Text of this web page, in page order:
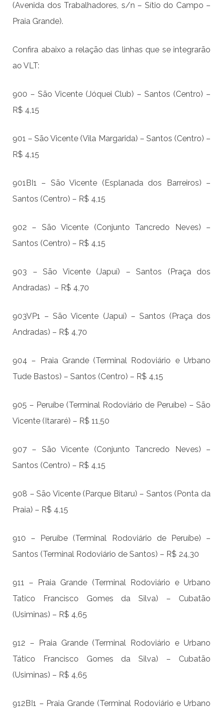
(Avenida dos Trabalhadores, s/n – Sítio do Campo –
Praia Grande).
Confira abaixo a relação das linhas que se integrarão
ao VLT:
900 – São Vicente (Jóquei Club) – Santos (Centro) –
R$ 4,15
901 – São Vicente (Vila Margarida) – Santos (Centro) –
R$ 4,15
901BI1 – São Vicente (Esplanada dos Barreiros) –
Santos (Centro) – R$ 4,15
902 – São Vicente (Conjunto Tancredo Neves) –
Santos (Centro) – R$ 4,15
903 – São Vicente (Japuí) – Santos (Praça dos
Andradas) – R$ 4,70
903VP1 – São Vicente (Japuí) – Santos (Praça dos
Andradas) – R$ 4,70
904 – Praia Grande (Terminal Rodoviário e Urbano
Tude Bastos) – Santos (Centro) – R$ 4,15
905 – Peruíbe (Terminal Rodoviário de Peruíbe) – São
Vicente (Itararé) – R$ 11,50
907 – São Vicente (Conjunto Tancredo Neves) –
Santos (Centro) – R$ 4,15
908 – São Vicente (Parque Bitaru) – Santos (Ponta da
Praia) – R$ 4,15
910 – Peruíbe (Terminal Rodoviário de Peruíbe) –
Santos (Terminal Rodoviário de Santos) – R$ 24,30
911 – Praia Grande (Terminal Rodoviário e Urbano
Tatico Francisco Gomes da Silva) – Cubatão
(Usiminas) – R$ 4,65
912 – Praia Grande (Terminal Rodoviário e Urbano
Tático Francisco Gomes da Silva) – Cubatão
(Usiminas) – R$ 4,65
912BI1 – Praia Grande (Terminal Rodoviário e Urbano